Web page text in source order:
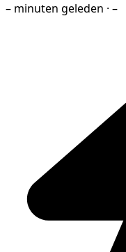
– minuten geleden · –